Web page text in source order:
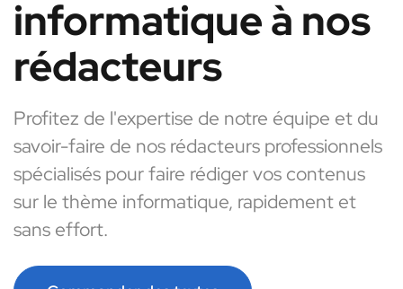
informatique à nos
rédacteurs
Profitez de l'expertise de notre équipe et du
savoir-faire de nos rédacteurs professionnels
spécialisés pour faire rédiger vos contenus
sur le thème informatique, rapidement et
sans effort.